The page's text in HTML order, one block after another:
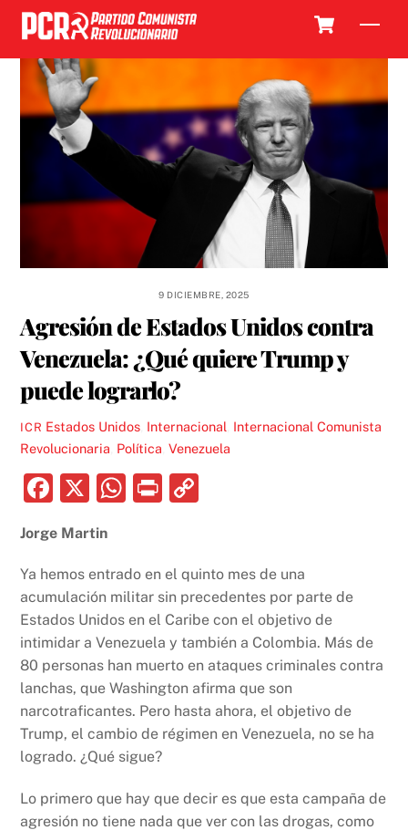
Skip
content
9 DICIEMBRE, 2025
Agresión de Estados Unidos contra
Venezuela: ¿Qué quiere Trump y
puede lograrlo?
ICR Estados Unidos Internacional Internacional Comunista
Revolucionaria Política ,Venezuela
F
c
e
b
o
o
k
X
W
s
A
p
p
P
y
Li
n
k
Jorge Martin
Ya hemos entrado en el quinto mes de una
acumulación militar sin precedentes por parte de
Estados Unidos en el Caribe con el objetivo de
intimidar a Venezuela y también a Colombia. Más de
80 personas han muerto en ataques criminales contra
lanchas, que Washington afirma que son
narcotraficantes. Pero hasta ahora, el objetivo de
Trump, el cambio de régimen en Venezuela, no se ha
logrado. ¿Qué sigue?
Lo primero que hay que decir es que esta campaña de
agresión no tiene nada que ver con las drogas, como